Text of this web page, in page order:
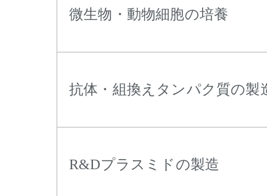
微生物・動物細胞の培養
抗体・組換えタンパク質の製
R&Dプラスミドの製造